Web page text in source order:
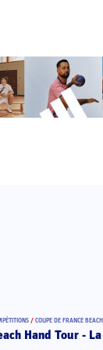
/ COUPE DE FRANCE
Hand Tour -